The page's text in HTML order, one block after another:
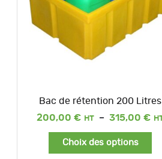
Bac de rétention 200 Litres
200,00 € – 315,00 €
Choix des options